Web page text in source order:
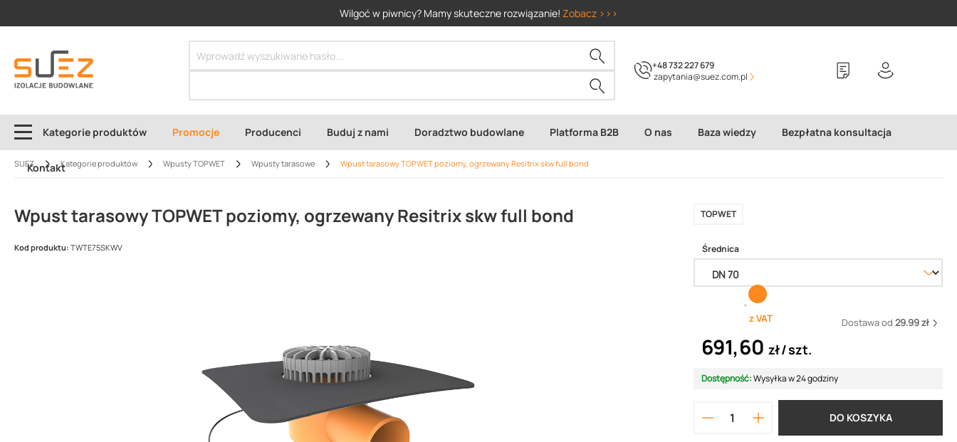
Wilgoć w piwnicy? Mamy skuteczne rozwiązanie! Zobacz >>>
+48 732 227 679
zapytania@suez.com.pl
Kategorie produktów Promocje Producenci Buduj z nami Doradztwo budowlane Platforma B2B O nas Baza wiedzy Bezpłatna konsultacja
Kontakt
SUEZ Kategorie produktów Wpusty TOPWET Wpusty tarasowe Wpust tarasowy TOPWET poziomy, ogrzewany Resitrix skw full bond
Wpust tarasowy TOPWET poziomy, ogrzewany Resitrix skw full bond TOPWET
Kod produktu: TWTE75SKWV Średnica
z VAT Dostawa od 29.99 zł
691,60 zł szt.
Dostępność:Wysyłka w 24 godziny
DO KOSZYKA